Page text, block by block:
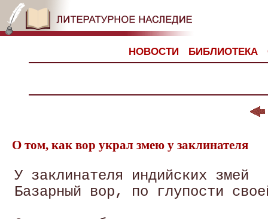
НОВОСТИ БИБЛИОТЕКА
О том, как вор украл змею у заклинателя
У заклинателя индийских змей
Базарный вор, по глупости